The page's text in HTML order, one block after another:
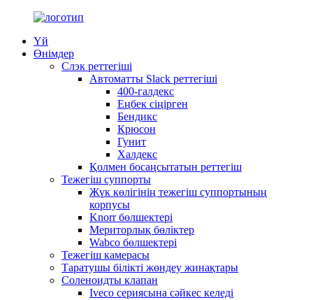
Үй
Өнімдер
Слэк реттегіші
Автоматты Slack реттегіші
400-галдекс
Еңбек сіңірген
Бендикс
Крюсон
Гунит
Халдекс
Қолмен босаңсытатын реттегіш
Тежегіш суппорты
Жүк көлігінің тежегіш суппортының
корпусы
Knorr бөлшектері
Мериторлық бөліктер
Wabco бөлшектері
Тежегіш камерасы
Таратушы білікті жөндеу жинақтары
Соленоидты клапан
Iveco сериясына сәйкес келеді